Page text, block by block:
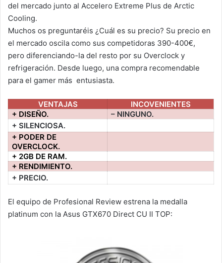
del mercado junto al Accelero Extreme Plus de Arctic
Cooling.
Muchos os preguntaréis ¿Cuál es su precio? Su precio en
el mercado oscila como sus competidoras 390-400€,
pero diferenciando-la del resto por su Overclock y
refrigeración. Desde luego, una compra recomendable
para el gamer más entusiasta.
VENTAJAS
INCOVENIENTES
+ DISEÑO.
– NINGUNO.
+ SILENCIOSA.
+ PODER DE
OVERCLOCK.
+ 2GB DE RAM.
+ RENDIMIENTO.
+ PRECIO.
El equipo de Profesional Review estrena la medalla
platinum con la Asus GTX670 Direct CU II TOP: